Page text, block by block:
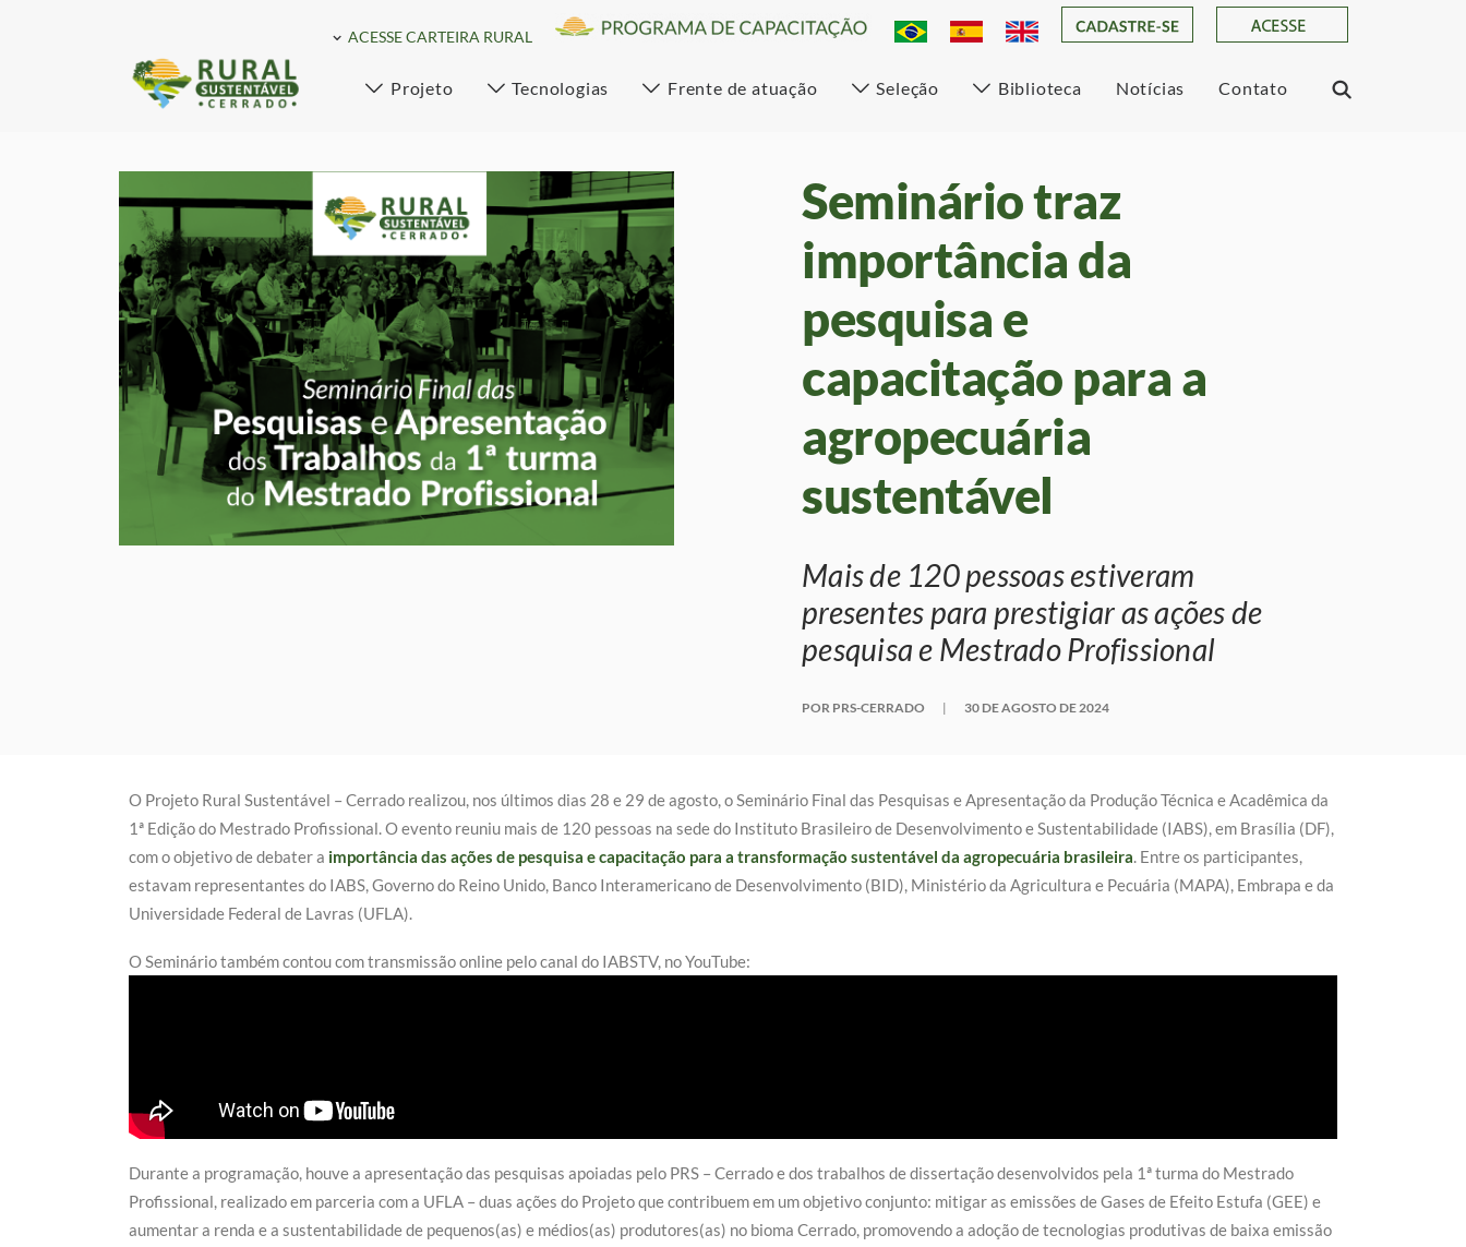
ACESSE CARTEIRA RURAL
Projeto Tecnologias Frente de atuação Seleção Biblioteca Notícias Contato
Seminário traz
importância da
pesquisa e
capacitação para a
agropecuária
sustentável
Mais de 120 pessoas estiveram
presentes para prestigiar as ações de
pesquisa e Mestrado Profissional
POR PRS-CERRADO | 30 DE AGOSTO DE 2024
O Projeto Rural Sustentável – Cerrado realizou, nos últimos dias 28 e 29 de agosto, o Seminário Final das Pesquisas e Apresentação da Produção Técnica e Acadêmica da
1ª Edição do Mestrado Profissional. O evento reuniu mais de 120 pessoas na sede do Instituto Brasileiro de Desenvolvimento e Sustentabilidade (IABS), em Brasília (DF),
com o objetivo de debater a importância das ações de pesquisa e capacitação para a transformação sustentável da agropecuária brasileira. Entre os participantes,
estavam representantes do IABS, Governo do Reino Unido, Banco Interamericano de Desenvolvimento (BID), Ministério da Agricultura e Pecuária (MAPA), Embrapa e da
Universidade Federal de Lavras (UFLA).
O Seminário também contou com transmissão online pelo canal do IABSTV, no YouTube:
Durante a programação, houve a apresentação das pesquisas apoiadas pelo PRS – Cerrado e dos trabalhos de dissertação desenvolvidos pela 1ª turma do Mestrado
Profissional, realizado em parceria com a UFLA – duas ações do Projeto que contribuem em um objetivo conjunto: mitigar as emissões de Gases de Efeito Estufa (GEE) e
aumentar a renda e a sustentabilidade de pequenos(as) e médios(as) produtores(as) no bioma Cerrado, promovendo a adoção de tecnologias produtivas de baixa emissão